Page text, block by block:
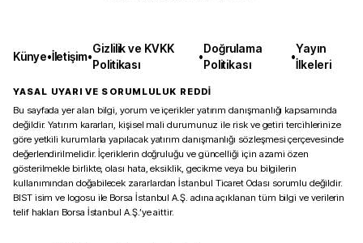
Künye•İletişim•
Gizlilik ve KVKK
Politikası
•
Doğrulama
Politikası
•
Yayın
İlkeleri
YASAL UYARI VE SORUMLULUK REDDİ
Bu sayfada yer alan bilgi, yorum ve içerikler yatırım danışmanlığı kapsamında
değildir. Yatırım kararları, kişisel mali durumunuz ile risk ve getiri tercihlerinize
göre yetkili kurumlarla yapılacak yatırım danışmanlığı sözleşmesi çerçevesinde
değerlendirilmelidir. İçeriklerin doğruluğu ve güncelliği için azami özen
gösterilmekle birlikte, olası hata, eksiklik, gecikme veya bu bilgilerin
kullanımından doğabilecek zararlardan İstanbul Ticaret Odası sorumlu değildir.
BIST isim ve logosu ile Borsa İstanbul A.Ş. adına açıklanan tüm bilgi ve verilerin
telif hakları Borsa İstanbul A.Ş.’ye aittir.